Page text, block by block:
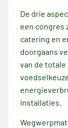
De drie
een congres
catering en
doorgaans
van de
installaties.